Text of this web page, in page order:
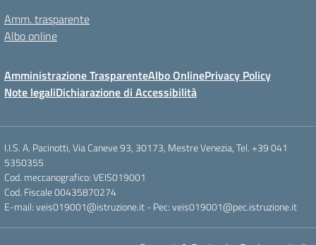
Amm. trasparente
Albo online
Amministrazione TrasparenteAlbo OnlinePrivacy Policy
Note legaliDichiarazione di Accessibilità
I.I.S. A. Pacinotti, Via Caneve 93, 30173, Mestre Venezia, Tel. +39 041
5350355
Cod. meccanografico: VEIS019001
Cod. Fiscale 00435870274
E-mail: veis019001@istruzione.it - Pec: veis019001@pec.istruzione.it